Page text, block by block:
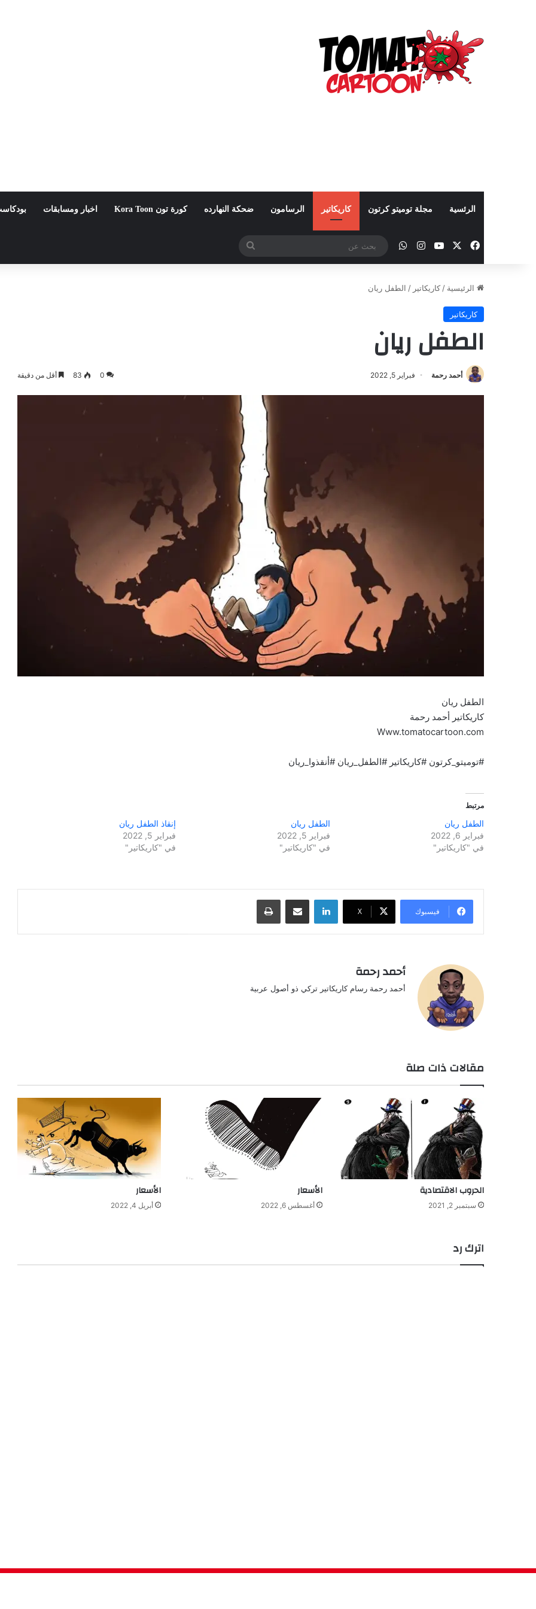
الرئسية مجلة توميتو كرتون كاريكاتير الرسامون ضحكة النهارده كورة تون Kora Toon اخبار ومسابقات
فيسبوك ‫YouTube
انستقرامواتساب
بحث
عن
الرئيسية / كاريكاتير / الطفل ريان
كاريكاتير
الطفل ريان
أحمد رحمة فبراير 5, 2022 0
83 أقل من دقيقة
الطفل ريان
كاريكاتير أحمد رحمة
Www.tomatocartoon.com
#توميتو_كرتون #كاريكاتير #الطفل_ريان #أنقذوا_ريان
مرتبط
الطفل ريان
فبراير 6, 2022
في "كاريكاتير"
الطفل ريان
فبراير 5, 2022
في "كاريكاتير"
إنقاذ الطفل ريان
فبراير 5, 2022
في "كاريكاتير"
فيسبوك ‫X
لينكدإن مشاركة عبر البريد طباعة
أحمد رحمة
أحمد رحمة رسام كاريكاتير تركي ذو أصول عربية
مقالات ذات صلة
الحروب الاقتصادية
سبتمبر 2, 2021
الأسعار
أغسطس 6, 2022
الأسعار
أبريل 4, 2022
اترك رد